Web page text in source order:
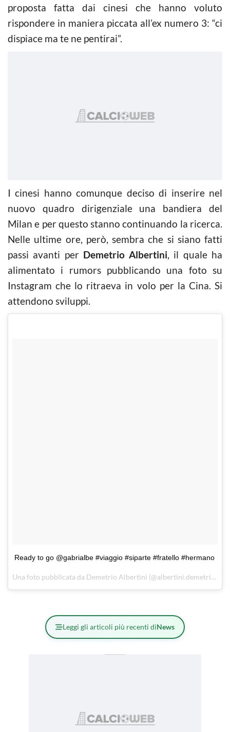
proposta fatta dai cinesi che hanno voluto
rispondere in maniera piccata all’ex numero 3: “ci
dispiace ma te ne pentirai”.
I cinesi hanno comunque deciso di inserire nel
nuovo quadro dirigenziale una bandiera del
Milan e per questo stanno continuando la ricerca.
Nelle ultime ore, però, sembra che si siano fatti
passi avanti per Demetrio Albertini, il quale ha
alimentato i rumors pubblicando una foto su
Instagram che lo ritraeva in volo per la Cina. Si
attendono sviluppi.
Ready to go @gabrialbe #viaggio #siparte #fratello #hermano
Una foto pubblicata da Demetrio Albertini (@albertini.demetrio) in data:
Leggi gli articoli più recenti diNews